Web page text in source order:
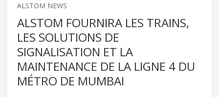
ALSTOM NEWS
ALSTOM FOURNIRA LES TRAINS,
LES SOLUTIONS DE
SIGNALISATION ET LA
MAINTENANCE DE LA LIGNE 4 DU
MÉTRO DE MUMBAI